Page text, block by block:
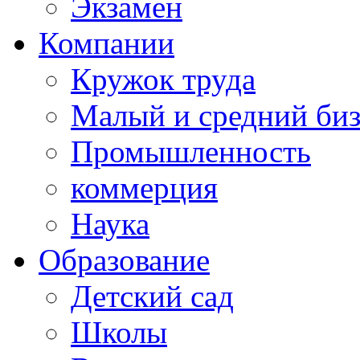
Экзамен
Компании
Кружок труда
Малый и средний
Промышленность
коммерция
Наука
Образование
Детский сад
Школы